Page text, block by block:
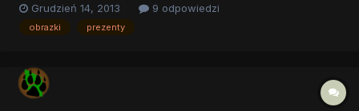
zapraszam też na fb : https://www.facebook.com/turonie
Grudzień 14, 2013 9 odpowiedzi
obrazki prezenty